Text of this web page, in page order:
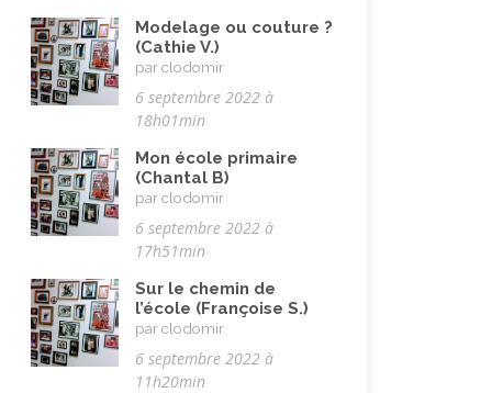
Racisme (10)
Religion, valeurs et éthique
Rencontres interculturelles
Rêves (12)
Solidarité (24)
Technologie (évolution) (24)
Travail (102)
Vacances (19)
Modelage ou couture ?
(Cathie V.)
par clodomir
6 septembre 2022 à
18h01min
Mon école primaire
(Chantal B)
par clodomir
6 septembre 2022 à
17h51min
Sur le chemin de
l’école (Françoise S.)
par clodomir
6 septembre 2022 à
11h20min